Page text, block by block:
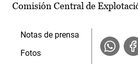
Comisión Central de
Notas de prensa
Fotos